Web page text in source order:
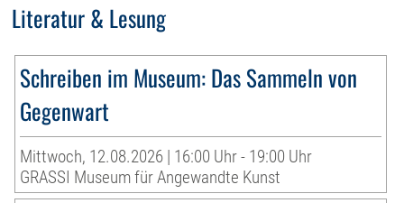
Literatur & Lesung
Schreiben im Museum: Das Sammeln von
Gegenwart
Mittwoch, 12.08.2026 | 16:00 Uhr - 19:00 Uhr
GRASSI Museum für Angewandte Kunst